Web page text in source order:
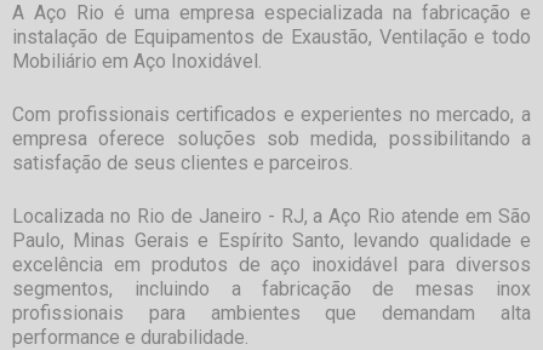
A Aço Rio é uma empresa especializada na fabricação e
instalação de Equipamentos de Exaustão, Ventilação e todo
Mobiliário em Aço Inoxidável.
Com profissionais certificados e experientes no mercado, a
empresa oferece soluções sob medida, possibilitando a
satisfação de seus clientes e parceiros.
Localizada no Rio de Janeiro - RJ, a Aço Rio atende em São
Paulo, Minas Gerais e Espírito Santo, levando qualidade e
excelência em produtos de aço inoxidável para diversos
segmentos, incluindo a fabricação de mesas inox
profissionais para ambientes que demandam alta
performance e durabilidade.